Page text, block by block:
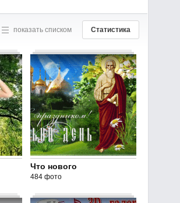
показать списком Статистика
Что нового
484 фото